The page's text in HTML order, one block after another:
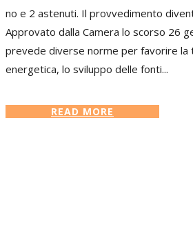
no e 2 astenuti. Il provvedimento
Approvato dalla Camera lo scorso 26
prevede diverse norme per favorire la
energetica, lo sviluppo delle fonti...
READ MORE